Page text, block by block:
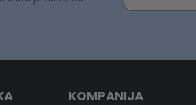
KOMPANIJA